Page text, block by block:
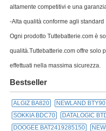
altamente competitivi e una
-Alta qualità conforme agli standard
Ogni prodotto Tuttebatterie.com è
qualità.Tuttebatterie.com offre solo
effettuati nella massima sicurezza.
Bestseller
ALGIZ BA820 NEWLAND BTY90
SOKKIA BDC70
DATALOGIC
DOOGEE BAT2419285150